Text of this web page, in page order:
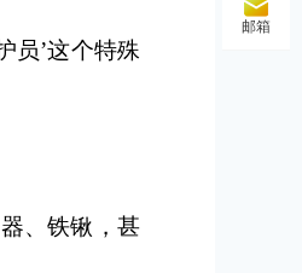
员’这个特殊
、铁锹，甚
邮箱